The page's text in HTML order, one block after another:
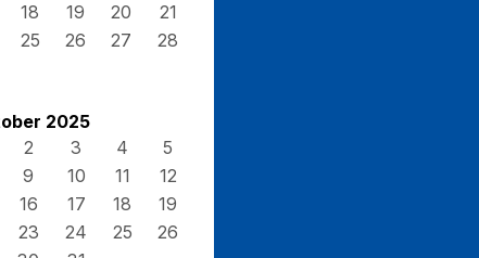
18 19 20
21
25 26 27
28
2025
2 3 4
5
9 10 11
12
16 17 18
19
23 24 25
26